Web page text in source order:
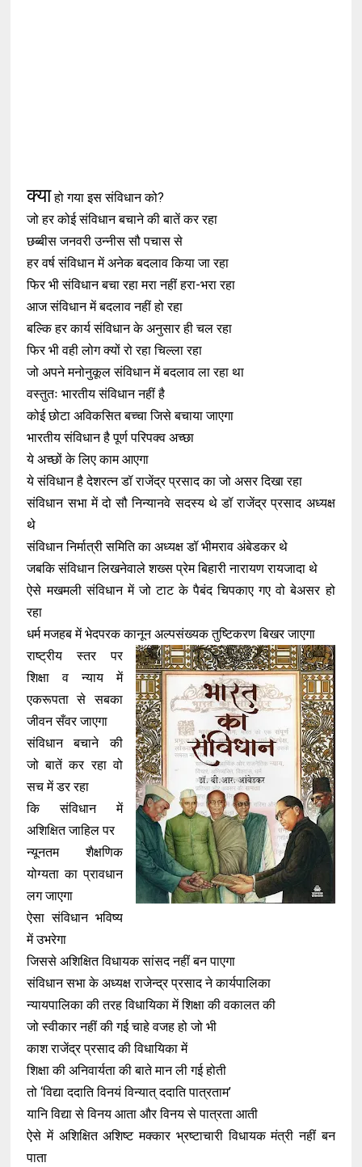
क्याहो गया इस संविधान को?
जो हर कोई संविधान बचाने की बातें कर रहा
छब्बीस जनवरी उन्नीस सौ पचास से
हर वर्ष संविधान में अनेक बदलाव किया जा रहा
फिर भी संविधान बचा रहा मरा नहीं हरा-भरा रहा
आज संविधान में बदलाव नहीं हो रहा
बल्कि हर कार्य संविधान के अनुसार ही चल रहा
फिर भी वही लोग क्यों रो रहा चिल्ला रहा
जो अपने मनोनुकूल संविधान में बदलाव ला रहा था
वस्तुतः भारतीय संविधान नहीं है
कोई छोटा अविकसित बच्चा जिसे बचाया जाएगा
भारतीय संविधान है पूर्ण परिपक्व अच्छा
ये अच्छों के लिए काम आएगा
ये संविधान है देशरत्न डॉ राजेंद्र प्रसाद का जो असर दिखा रहा
संविधान सभा में दो सौ निन्यानवे सदस्य थे डॉ राजेंद्र प्रसाद अध्यक्ष
थे
संविधान निर्मात्री समिति का अध्यक्ष डॉ भीमराव अंबेडकर थे
जबकि संविधान लिखनेवाले शख्स प्रेम बिहारी नारायण रायजादा थे
ऐसे मखमली संविधान में जो टाट के पैबंद चिपकाए गए वो बेअसर हो
रहा
धर्म मजहब में भेदपरक कानून अल्पसंख्यक तुष्टिकरण बिखर जाएगा
राष्ट्रीय स्तर पर
शिक्षा व न्याय में
एकरूपता से सबका
जीवन सँवर जाएगा
संविधान बचाने की
जो बातें कर रहा वो
सच में डर रहा
कि संविधान में
अशिक्षित जाहिल पर
न्यूनतम शैक्षणिक
योग्यता का प्रावधान
लग जाएगा
ऐसा संविधान भविष्य
में उभरेगा
जिससे अशिक्षित विधायक सांसद नहीं बन पाएगा
संविधान सभा के अध्यक्ष राजेन्द्र प्रसाद ने कार्यपालिका
न्यायपालिका की तरह विधायिका में शिक्षा की वकालत की
जो स्वीकार नहीं की गई चाहे वजह हो जो भी
काश राजेंद्र प्रसाद की विधायिका में
शिक्षा की अनिवार्यता की बाते मान ली गई होती
तो ‘विद्या ददाति विनयं विन्यात् ददाति पात्रताम’
यानि विद्या से विनय आता और विनय से पात्रता आती
ऐसे में अशिक्षित अशिष्ट मक्कार भ्रष्टाचारी विधायक मंत्री नहीं बन
पाता